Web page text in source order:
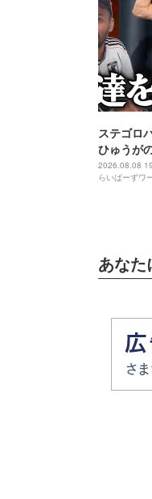
ステゴロ
ひゅうが
2026.08.08
らいばーずワ
あな